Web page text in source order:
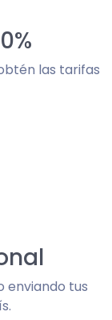
las tarifas
enviando tus